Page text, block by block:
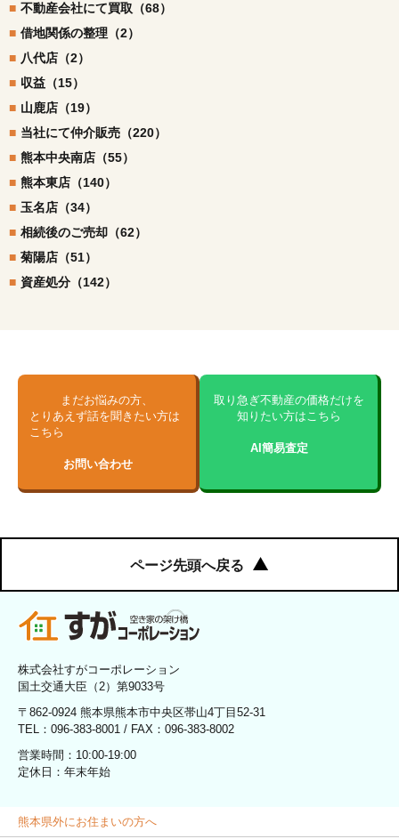
不動産会社にて買取（68）
借地関係の整理（2）
八代店（2）
収益（15）
山鹿店（19）
当社にて仲介販売（220）
熊本中央南店（55）
熊本東店（140）
玉名店（34）
相続後のご売却（62）
菊陽店（51）
資産処分（142）
まだお悩みの方、
とりあえず話を聞きたい方は
こちら
お問い合わせ
取り急ぎ不動産の価格だけを
知りたい方はこちら
AI簡易査定
ページ先頭へ戻る
株式会社すがコーポレーション
国土交通大臣（2）第9033号
〒862-0924 熊本県熊本市中央区帯山4丁目52-31
TEL：096-383-8001 / FAX：096-383-8002
営業時間：10:00-19:00
定休日：年末年始
熊本県外にお住まいの方へ